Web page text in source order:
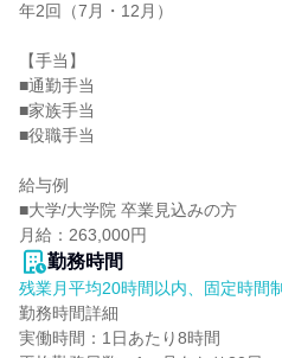
年2回（7月・12月）
【手当】
■通勤手当
■家族手当
■役職手当
給与例
■大学/大学院 卒業見込みの方
月給：263,000円
勤務時間
残業月平均20時間以内、固定時間制
勤務時間詳細
実働時間：1日あたり8時間